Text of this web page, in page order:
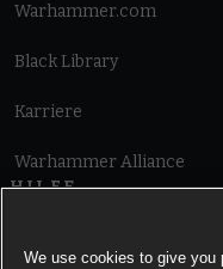
Warhammer.com
Black Library
Karriere
Warhammer Alliance
HILFE
We use cookies to give you